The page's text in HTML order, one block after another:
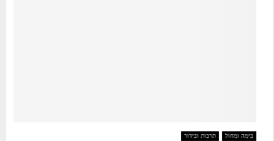
בימה ומחול תרבות ובידור